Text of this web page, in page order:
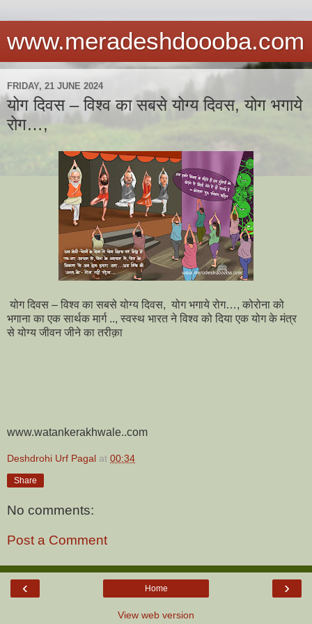
www.meradeshdoooba.com
FRIDAY, 21 JUNE 2024
योग दिवस – विश्व का सबसे योग्य दिवस, योग भगाये
रोग…,
योग दिवस – विश्व का सबसे योग्य दिवस, योग भगाये रोग…, कोरोना को
भगाना का एक सार्थक मार्ग .., स्वस्थ भारत ने विश्व को दिया एक योग के मंत्र
से योग्य जीवन जीने का तरीक़ा
www.watankerakhwale..com
Deshdrohi Urf Pagal at 00:34
Share
No comments:
Post a Comment
‹ ›
Home
View web version